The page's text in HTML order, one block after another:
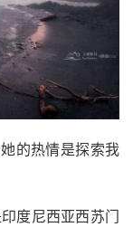
的热情是探索我
度尼西亚西苏门